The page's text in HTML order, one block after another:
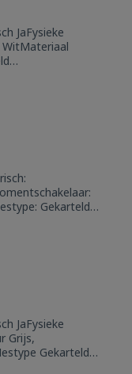
JaFysieke
Gekarteld
- Teal -
0 -
JaFysieke
Grijs,
Gekarteld
-